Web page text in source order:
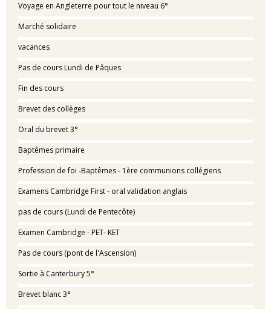
Voyage en Angleterre pour tout le niveau 6°
Marché solidaire
vacances
Pas de cours Lundi de Pâques
Fin des cours
Brevet des collèges
Oral du brevet 3°
Baptêmes primaire
Profession de foi -Baptêmes - 1ère communions collégiens
Examens Cambridge First - oral validation anglais
pas de cours (Lundi de Pentecôte)
Examen Cambridge - PET- KET
Pas de cours (pont de l'Ascension)
Sortie à Canterbury 5°
Brevet blanc 3°